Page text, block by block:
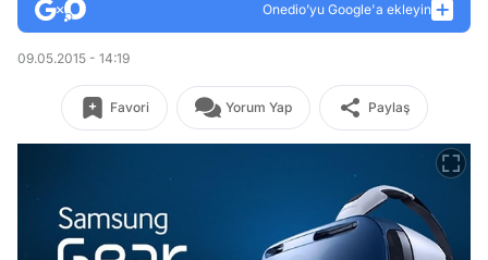
Onedio’yu Google'a ekleyin
09.05.2015 - 14:19
Favori Yorum Yap Paylaş